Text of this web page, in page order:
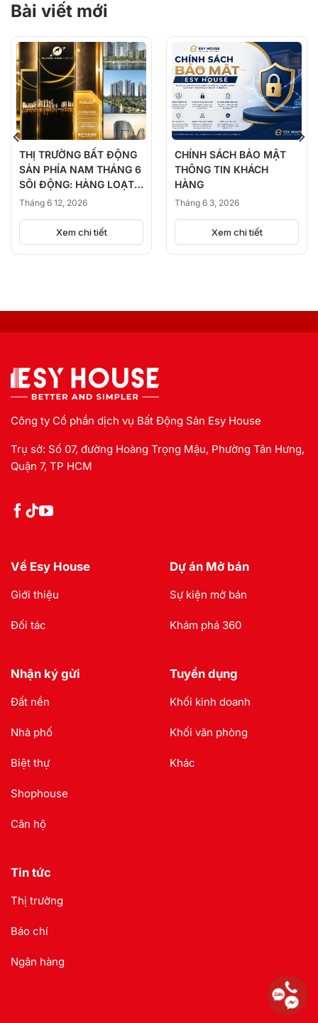
Bài viết mới
THỊ TRƯỜNG BẤT ĐỘNG
SẢN PHÍA NAM THÁNG 6
SÔI ĐỘNG: HÀNG LOẠT
DỰ ÁN ĐỒNG LOẠT
NGUỒN CUNG
Tháng 6 12, 2026
Xem chi tiết
CHÍNH SÁCH BẢO MẬT
THÔNG TIN KHÁCH
HÀNG
Tháng 6 3, 2026
Xem chi tiết
Công ty Cổ phần dịch vụ Bất Động Sản Esy House
Trụ sở: Số 07, đường Hoàng Trọng Mậu, Phường Tân Hưng,
Quận 7, TP HCM
Về Esy House
Giới thiệu
Đối tác
Dự án Mở bán
Sự kiện mở bán
Khám phá 360
Nhận ký gửi
Đất nền
Nhà phố
Biệt thự
Shophouse
Căn hộ
Tuyển dụng
Khối kinh doanh
Khối văn phòng
Khác
Tin tức
Thị trường
Báo chí
Ngân hàng